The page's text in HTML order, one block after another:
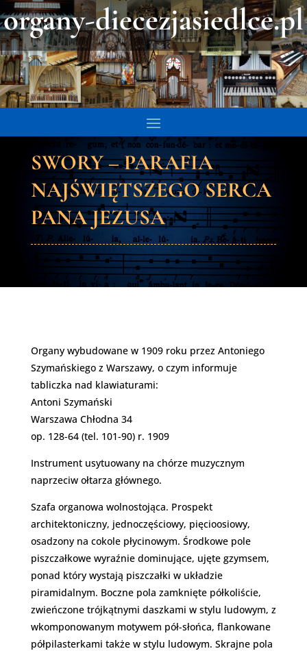
organy-diecezjasiedlce.pl
SWORY – PARAFIA
NAJŚWIĘTSZEGO SERCA
PANA JEZUSA
Organy wybudowane w 1909 roku przez Antoniego
Szymańskiego z Warszawy, o czym informuje
tabliczka nad klawiaturami:
Antoni Szymański
Warszawa Chłodna 34
op. 128-64 (tel. 101-90) r. 1909
Instrument usytuowany na chórze muzycznym
naprzeciw ołtarza głównego.
Szafa organowa wolnostojąca. Prospekt
architektoniczny, jednoczęściowy, pięcioosiowy,
osadzony na cokole płycinowym. Środkowe pole
piszczałkowe wyraźnie dominujące, ujęte gzymsem,
ponad który wystają piszczałki w układzie
piramidalnym. Boczne pola zamknięte półkoliście,
zwieńczone trójkątnymi daszkami w stylu ludowym, z
wkomponowanym motywem pół-słońca, flankowane
półpilasterkami także w stylu ludowym. Skrajne pola